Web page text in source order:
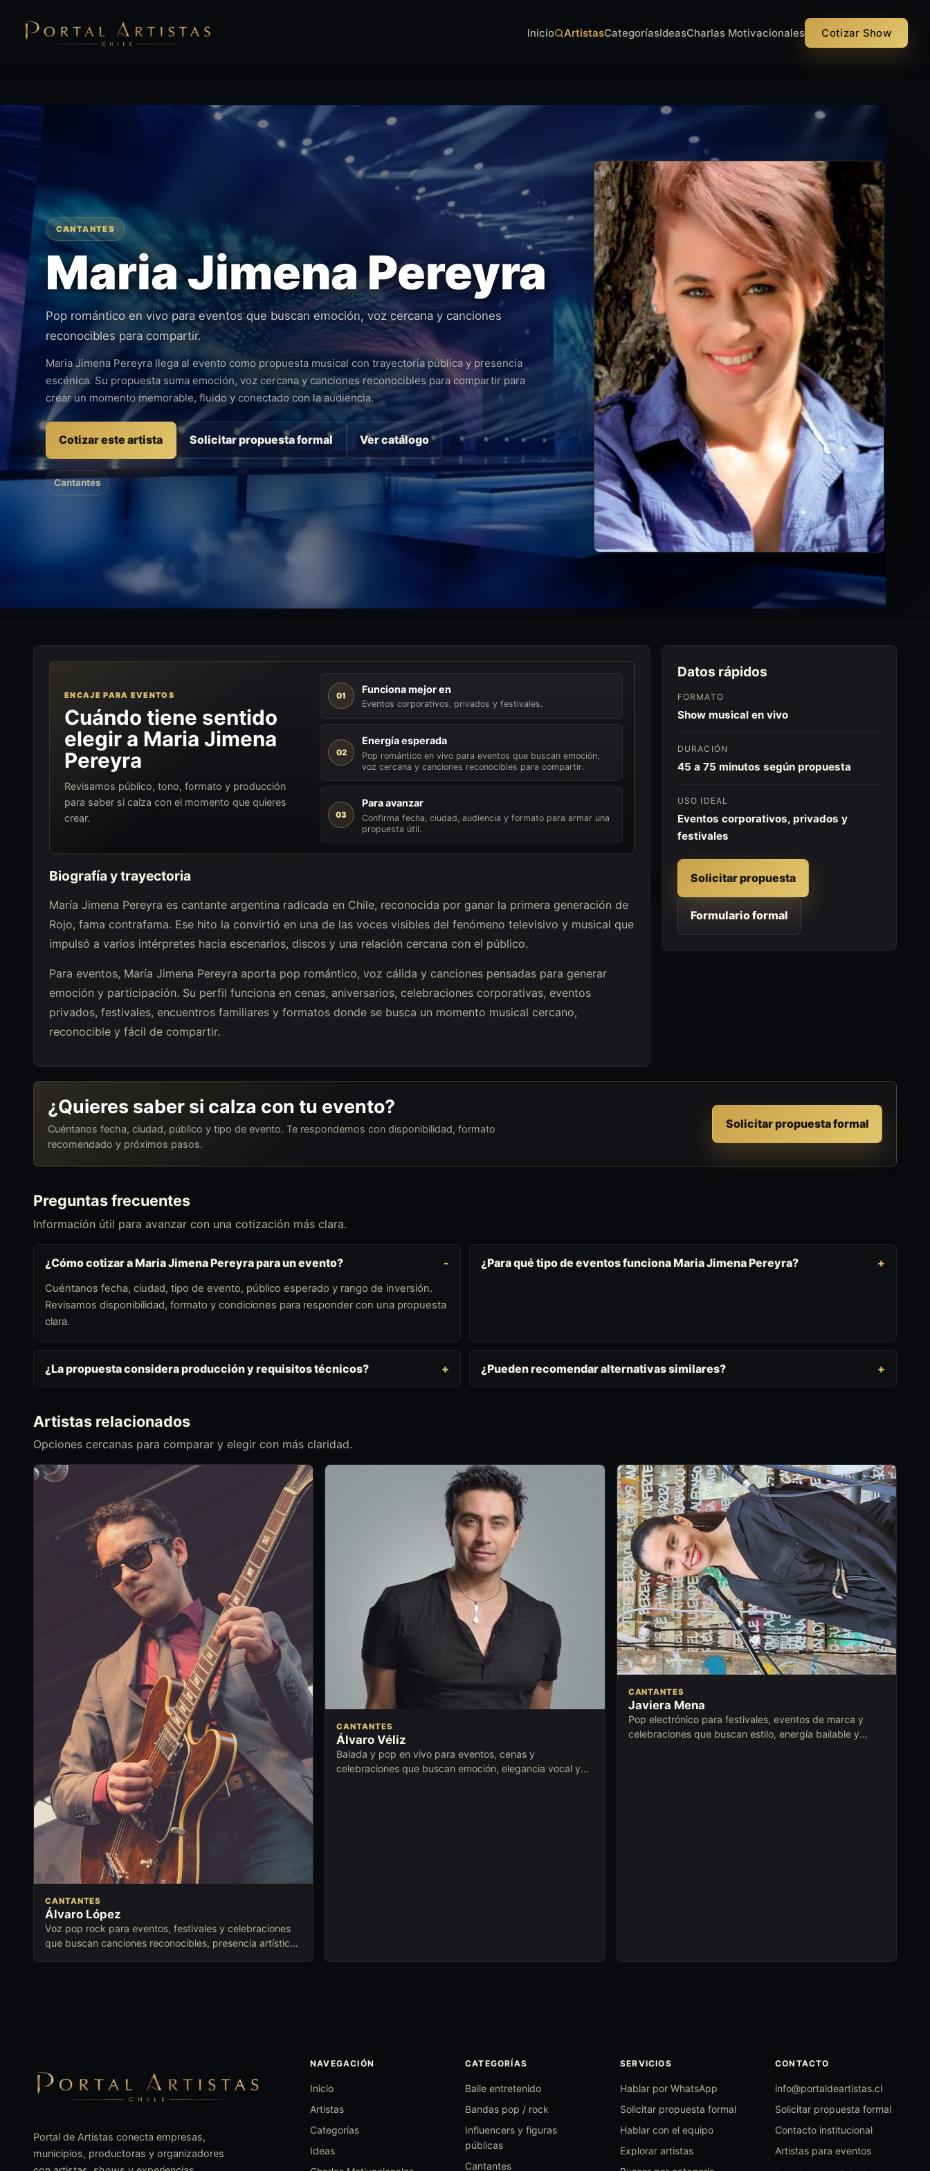
Inicio ArtistasCategoríasIdeasCharlas Motivacionales Cotizar Show
CANTANTES
Maria Jimena Pereyra
Pop romántico en vivo para eventos que buscan emoción, voz cercana y canciones
reconocibles para compartir.
Maria Jimena Pereyra llega al evento como propuesta musical con trayectoria pública y presencia
escénica. Su propuesta suma emoción, voz cercana y canciones reconocibles para compartir para
crear un momento memorable, fluido y conectado con la audiencia.
Cotizar este artista Solicitar propuesta formal Ver catálogo
Cantantes
ENCAJE PARA EVENTOS
Cuándo tiene sentido
elegir a Maria Jimena
Pereyra
Revisamos público, tono, formato y producción
para saber si calza con el momento que quieres
crear.
01
Funciona mejor en
Eventos corporativos, privados y festivales.
02
Energía esperada
Pop romántico en vivo para eventos que buscan emoción,
voz cercana y canciones reconocibles para compartir.
03
Para avanzar
Confirma fecha, ciudad, audiencia y formato para armar una
propuesta útil.
Biografía y trayectoria
María Jimena Pereyra es cantante argentina radicada en Chile, reconocida por ganar la primera generación de
Rojo, fama contrafama. Ese hito la convirtió en una de las voces visibles del fenómeno televisivo y musical que
impulsó a varios intérpretes hacia escenarios, discos y una relación cercana con el público.
Para eventos, María Jimena Pereyra aporta pop romántico, voz cálida y canciones pensadas para generar
emoción y participación. Su perfil funciona en cenas, aniversarios, celebraciones corporativas, eventos
privados, festivales, encuentros familiares y formatos donde se busca un momento musical cercano,
reconocible y fácil de compartir.
Datos rápidos
FORMATO
Show musical en vivo
DURACIÓN
45 a 75 minutos según propuesta
USO IDEAL
Eventos corporativos, privados y
festivales
Solicitar propuesta
Formulario formal
¿Quieres saber si calza con tu evento?
Cuéntanos fecha, ciudad, público y tipo de evento. Te respondemos con disponibilidad, formato
recomendado y próximos pasos.
Solicitar propuesta formal
Preguntas frecuentes
Información útil para avanzar con una cotización más clara.
¿Cómo cotizar a Maria Jimena Pereyra para un evento?
Cuéntanos fecha, ciudad, tipo de evento, público esperado y rango de inversión.
Revisamos disponibilidad, formato y condiciones para responder con una propuesta
clara.
¿Para qué tipo de eventos funciona Maria Jimena Pereyra?
¿La propuesta considera producción y requisitos técnicos? ¿Pueden recomendar alternativas similares?
Artistas relacionados
Opciones cercanas para comparar y elegir con más claridad.
CANTANTES
Álvaro López
Voz pop rock para eventos, festivales y celebraciones
que buscan canciones reconocibles, presencia artística
CANTANTES
Álvaro Véliz
Balada y pop en vivo para eventos, cenas y
celebraciones que buscan emoción, elegancia vocal y
CANTANTES
Javiera Mena
Pop electrónico para festivales, eventos de marca y
celebraciones que buscan estilo, energía bailable y
Portal de Artistas conecta empresas,
municipios, productoras y organizadores
NAVEGACIÓN
Inicio
Artistas
Categorías
Ideas
CATEGORÍAS
Baile entretenido
Bandas pop / rock
Influencers y figuras
públicas
Cantantes
SERVICIOS
Hablar por WhatsApp
Solicitar propuesta formal
Hablar con el equipo
Explorar artistas
CONTACTO
info@portaldeartistas.cl
Solicitar propuesta formal
Contacto institucional
Artistas para eventos